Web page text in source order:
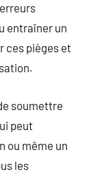
entraîner un
ces pièges et
soumettre
peut
ou même un
les